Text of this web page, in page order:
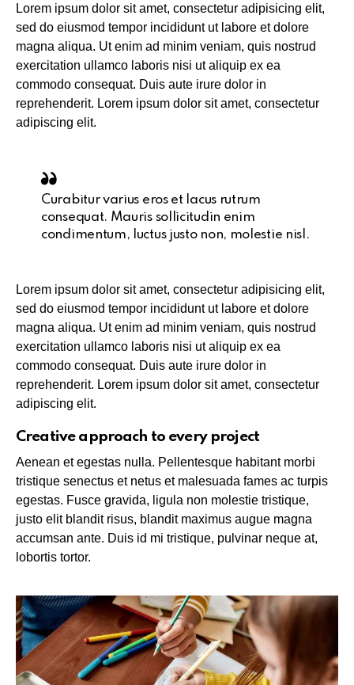
Lorem ipsum dolor sit amet, consectetur adipisicing elit,
sed do eiusmod tempor incididunt ut labore et dolore
magna aliqua. Ut enim ad minim veniam, quis nostrud
exercitation ullamco laboris nisi ut aliquip ex ea
commodo consequat. Duis aute irure dolor in
reprehenderit. Lorem ipsum dolor sit amet, consectetur
adipiscing elit.
Curabitur varius eros et lacus rutrum
consequat. Mauris sollicitudin enim
condimentum, luctus justo non, molestie nisl.
Lorem ipsum dolor sit amet, consectetur adipisicing elit,
sed do eiusmod tempor incididunt ut labore et dolore
magna aliqua. Ut enim ad minim veniam, quis nostrud
exercitation ullamco laboris nisi ut aliquip ex ea
commodo consequat. Duis aute irure dolor in
reprehenderit. Lorem ipsum dolor sit amet, consectetur
adipiscing elit.
Creative approach to every project
Aenean et egestas nulla. Pellentesque habitant morbi
tristique senectus et netus et malesuada fames ac turpis
egestas. Fusce gravida, ligula non molestie tristique,
justo elit blandit risus, blandit maximus augue magna
accumsan ante. Duis id mi tristique, pulvinar neque at,
lobortis tortor.